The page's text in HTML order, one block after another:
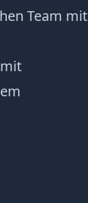
Team mit